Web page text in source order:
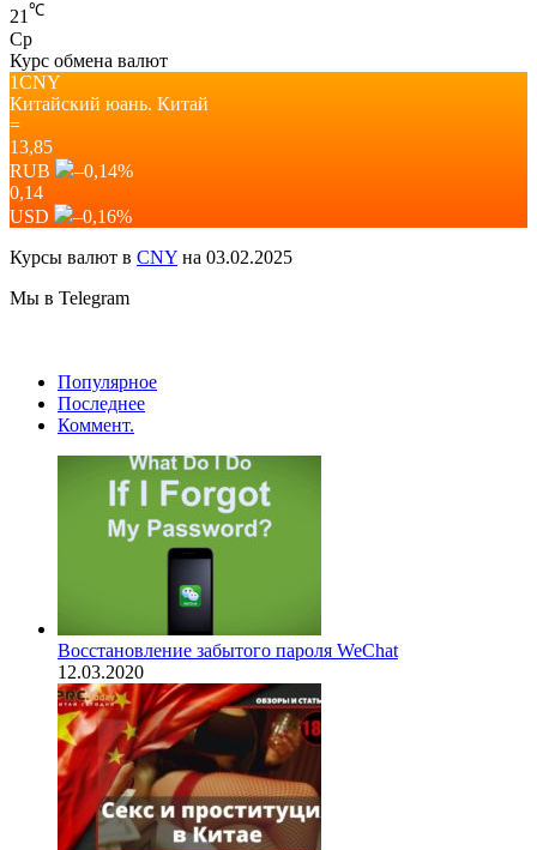
21℃
Ср
Курс обмена валют
1CNY
Китайский юань. Китай
=
13,85
RUB
–0,14%
0,14
USD
–0,16%
Курсы валют в CNY на 03.02.2025
Мы в Telegram
Популярное
Последнее
Коммент.
Восстановление забытого пароля WeChat
12.03.2020